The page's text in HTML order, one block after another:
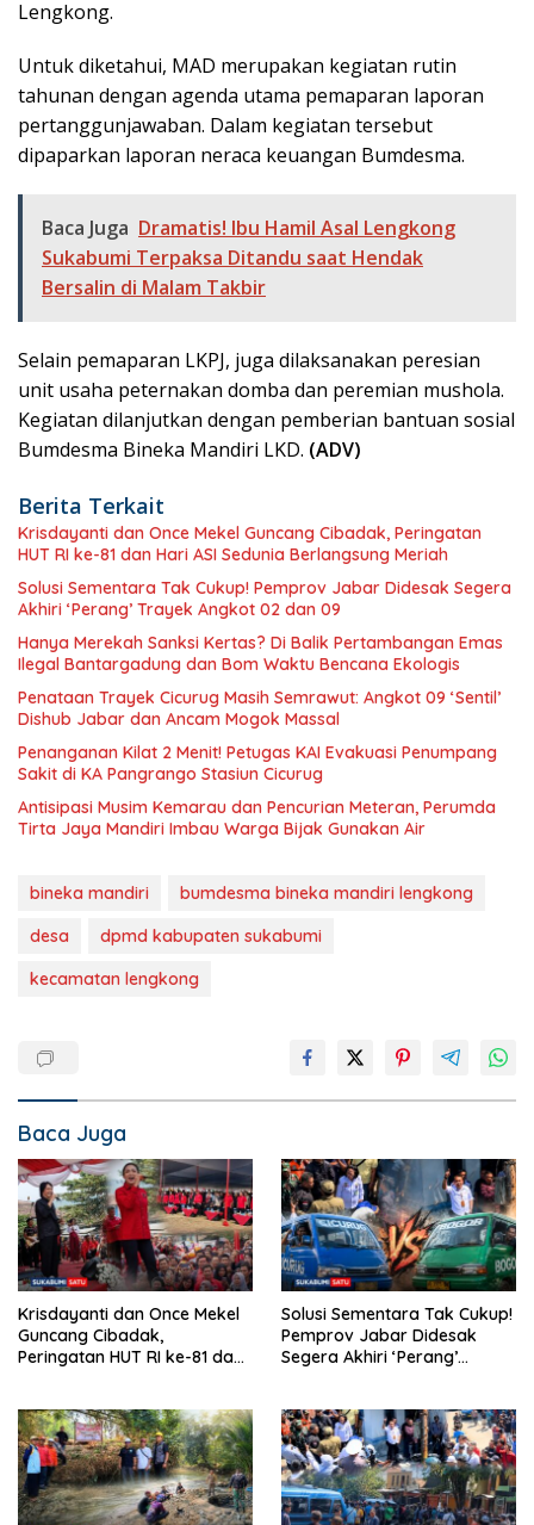
Lengkong.
Untuk diketahui, MAD merupakan kegiatan rutin
tahunan dengan agenda utama pemaparan laporan
pertanggunjawaban. Dalam kegiatan tersebut
dipaparkan laporan neraca keuangan Bumdesma.
Baca Juga Dramatis! Ibu Hamil Asal Lengkong
Sukabumi Terpaksa Ditandu saat Hendak
Bersalin di Malam Takbir
Selain pemaparan LKPJ, juga dilaksanakan peresian
unit usaha peternakan domba dan peremian mushola.
Kegiatan dilanjutkan dengan pemberian bantuan sosial
Bumdesma Bineka Mandiri LKD. (ADV)
Berita Terkait
Krisdayanti dan Once Mekel Guncang Cibadak, Peringatan
HUT RI ke-81 dan Hari ASI Sedunia Berlangsung Meriah
Solusi Sementara Tak Cukup! Pemprov Jabar Didesak Segera
Akhiri ‘Perang’ Trayek Angkot 02 dan 09
Hanya Merekah Sanksi Kertas? Di Balik Pertambangan Emas
Ilegal Bantargadung dan Bom Waktu Bencana Ekologis
Penataan Trayek Cicurug Masih Semrawut: Angkot 09 ‘Sentil’
Dishub Jabar dan Ancam Mogok Massal
Penanganan Kilat 2 Menit! Petugas KAI Evakuasi Penumpang
Sakit di KA Pangrango Stasiun Cicurug
Antisipasi Musim Kemarau dan Pencurian Meteran, Perumda
Tirta Jaya Mandiri Imbau Warga Bijak Gunakan Air
bineka mandiri
bumdesma bineka mandiri lengkong
desa
dpmd kabupaten sukabumi
kecamatan lengkong
Baca Juga
Krisdayanti dan Once Mekel
Guncang Cibadak,
Peringatan HUT RI ke-81 dan
Solusi Sementara Tak Cukup!
Pemprov Jabar Didesak
Segera Akhiri ‘Perang’